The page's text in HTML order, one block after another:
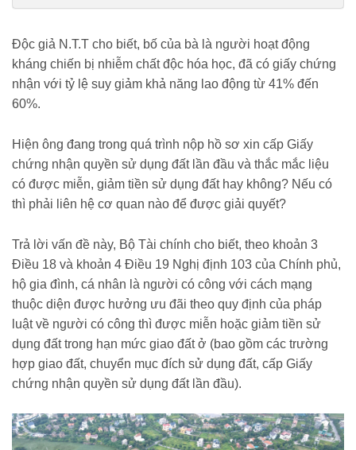
Độc giả N.T.T cho biết, bố của bà là người hoạt động
kháng chiến bị nhiễm chất độc hóa học, đã có giấy chứng
nhận với tỷ lệ suy giảm khả năng lao động từ 41% đến
60%.
Hiện ông đang trong quá trình nộp hồ sơ xin cấp Giấy
chứng nhận quyền sử dụng đất lần đầu và thắc mắc liệu
có được miễn, giảm tiền sử dụng đất hay không? Nếu có
thì phải liên hệ cơ quan nào để được giải quyết?
Trả lời vấn đề này, Bộ Tài chính cho biết, theo khoản 3
Điều 18 và khoản 4 Điều 19 Nghị định 103 của Chính phủ,
hộ gia đình, cá nhân là người có công với cách mạng
thuộc diện được hưởng ưu đãi theo quy định của pháp
luật về người có công thì được miễn hoặc giảm tiền sử
dụng đất trong hạn mức giao đất ở (bao gồm các trường
hợp giao đất, chuyển mục đích sử dụng đất, cấp Giấy
chứng nhận quyền sử dụng đất lần đầu).